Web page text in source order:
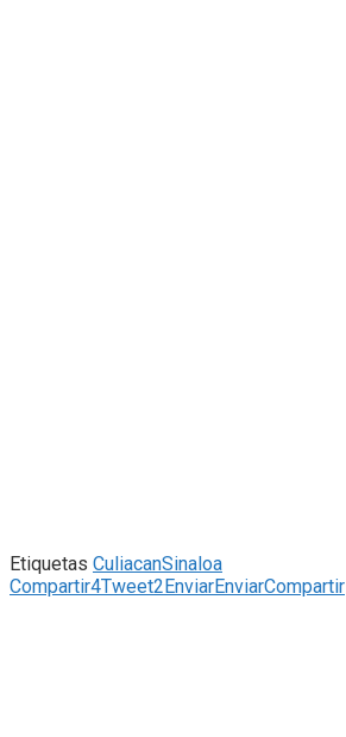
Etiquetas CuliacanSinaloa
Compartir4Tweet2EnviarEnviarCompartir